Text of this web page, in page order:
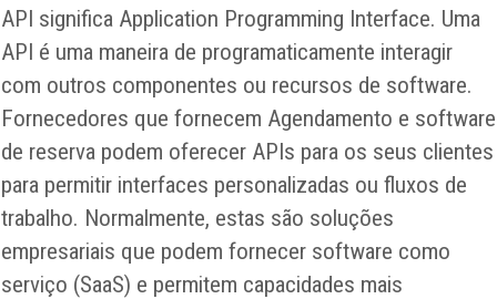
API significa Application Programming Interface. Uma
API é uma maneira de programaticamente interagir
com outros componentes ou recursos de software.
Fornecedores que fornecem Agendamento e software
de reserva podem oferecer APIs para os seus clientes
para permitir interfaces personalizadas ou fluxos de
trabalho. Normalmente, estas são soluções
empresariais que podem fornecer software como
serviço (SaaS) e permitem capacidades mais